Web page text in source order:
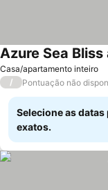
Casa/apartamento inteiro
Azure Sea
/ Pontuação não
Selecione as
exatos.